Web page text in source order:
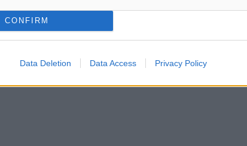
CONFIRM
Data Deletion Data Access Privacy Policy